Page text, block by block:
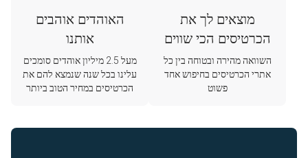
מוצאים לך את
הכרטיסים הכי שווים
השוואה מהירה ובטוחה בין כל
אתרי הכרטיסים בחיפוש אחד
פשוט
האוהדים אוהבים
אותנו
מעל 2.5 מיליון אוהדים סומכים
עלינו בכל שנה שנמצא להם את
הכרטיסים במחיר הטוב ביותר